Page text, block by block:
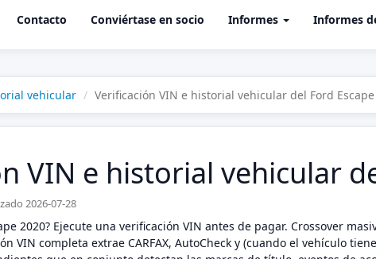
Contacto Conviértase en socio Informes Informes
vehicular Verificación VIN e historial vehicular del Ford
VIN e historial vehicular
2026-07-28
2020? Ejecute una verificación VIN antes de pagar. Crossover
VIN completa extrae CARFAX, AutoCheck y (cuando el vehículo